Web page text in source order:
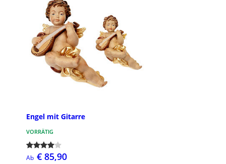
Engel mit Gitarre
VORRÄTIG
Ab € 85,90